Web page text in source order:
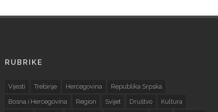
RUBRIKE
Vijesti Trebinje Hercegovina Republika Srpska
Bosna i Hercegovina Region Svijet Društvo Kultura